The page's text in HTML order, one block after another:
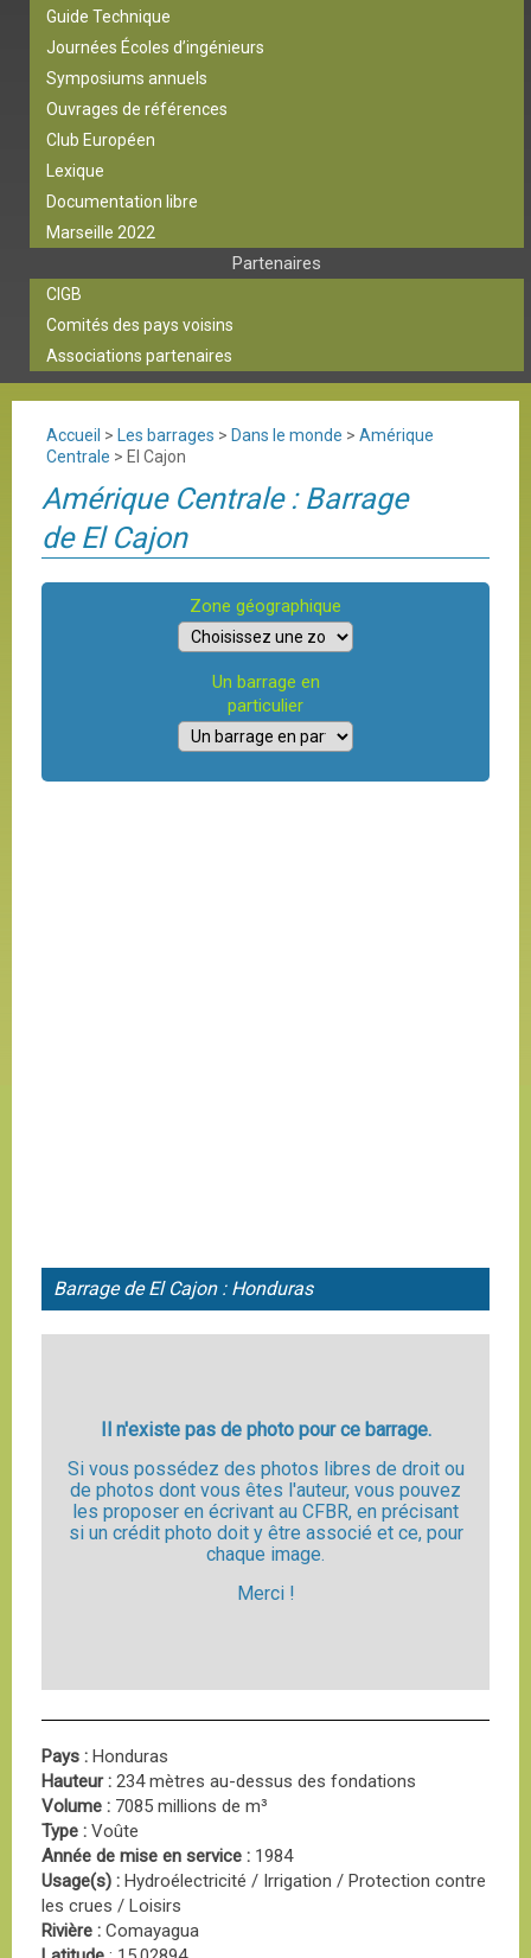
Guide Technique
Journées Écoles d’ingénieurs
Symposiums annuels
Ouvrages de références
Club Européen
Lexique
Documentation libre
Marseille 2022
Partenaires
CIGB
Comités des pays voisins
Associations partenaires
Accueil > Les barrages > Dans le monde > Amérique
Centrale > El Cajon
Amérique Centrale : Barrage
de El Cajon
Zone géographique
Un barrage en
particulier
Barrage de El Cajon : Honduras
Il n'existe pas de photo pour ce barrage.
Si vous possédez des photos libres de droit ou
de photos dont vous êtes l'auteur, vous pouvez
les proposer en écrivant au CFBR, en précisant
si un crédit photo doit y être associé et ce, pour
chaque image.
Merci !
Pays : Honduras
Hauteur : 234 mètres au-dessus des fondations
Volume : 7085 millions de m³
Type : Voûte
Année de mise en service : 1984
Usage(s) : Hydroélectricité / Irrigation / Protection contre
les crues / Loisirs
Rivière : Comayagua